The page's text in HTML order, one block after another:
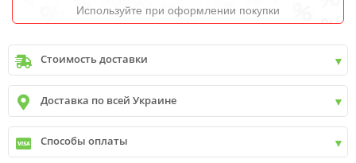
Используйте при оформлении покупки
Стоимость доставки
Киевдо9999 грн. -400 грн.
Киевот9999 грн - БЕСПЛАТНО
Киев пригород +30 грн\км
Доставка по всей Украине
✓Новая почта
✓Деливери
✓Автолюкс
Способы оплаты